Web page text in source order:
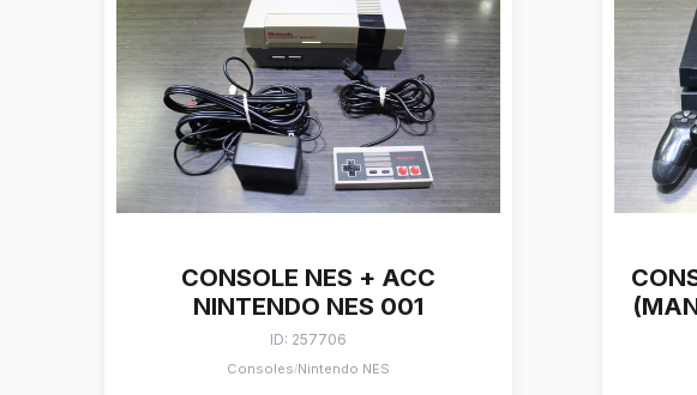
CONSOLE NES + ACC
NINTENDO NES 001
ID: 257706
Consoles/Nintendo NES